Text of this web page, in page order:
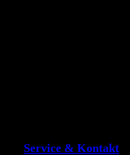
Service & Kontakt